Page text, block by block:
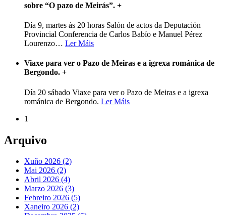
sobre “O pazo de Meirás”. +
Día 9, martes ás 20 horas Salón de actos da Deputación
Provincial Conferencia de Carlos Babío e Manuel Pérez
Lourenzo… Ler Máis
Viaxe para ver o Pazo de Meiras e a igrexa románica de
Bergondo. +
Día 20 sábado Viaxe para ver o Pazo de Meiras e a igrexa
románica de Bergondo. Ler Máis
1
Arquivo
Xuño 2026 (2)
Mai 2026 (2)
Abril 2026 (4)
Marzo 2026 (3)
Febreiro 2026 (5)
Xaneiro 2026 (2)